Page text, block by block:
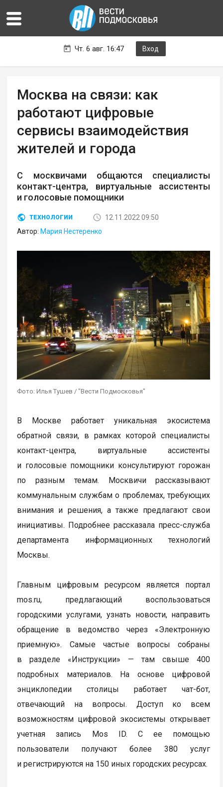
Чт. 6 авг. 16:47 Вход
Москва на связи: как
работают цифровые
сервисы взаимодействия
жителей и города
С москвичами общаются специалисты
контакт-центра, виртуальные ассистенты
и голосовые помощники
ТЕХНОЛОГИИ
12.11.2022 09:50
Автор: Мария Нестеренко
Фото: Илья Тушев / "Вести Подмосковья"
В Москве работает уникальная экосистема
обратной связи, в рамках которой специалисты
контакт-центра, виртуальные ассистенты
и голосовые помощники консультируют горожан
по разным темам. Москвичи рассказывают
коммунальным службам о проблемах, требующих
внимания и решения, а также предлагают свои
инициативы. Подробнее рассказала пресс-служба
департамента информационных технологий
Москвы.
Главным цифровым ресурсом является портал
mos.ru, предлагающий воспользоваться
городскими услугами, узнать новости, направить
обращение в ведомство через «Электронную
приемную». Самые частые вопросы собраны
в разделе «Инструкции» — там свыше 400
подробных материалов. На основе цифровой
энциклопедии столицы работает чат-бот,
отвечающий на вопросы. Доступ ко всем
возможностям цифровой экосистемы открывает
учетная запись Mos ID. С ее помощью
пользователи получают более 380 услуг
и регистрируются на 150 иных городских ресурсах.